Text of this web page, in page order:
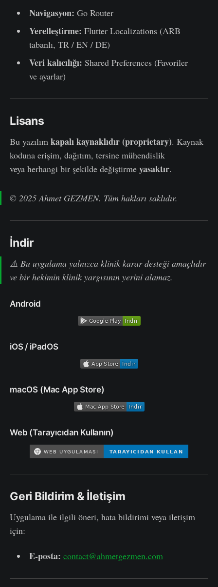
Navigasyon: Go Router
Yerelleştirme: Flutter Localizations (ARB
tabanlı, TR / EN / DE)
Veri kalıcılığı: Shared Preferences (Favoriler
ve ayarlar)
Lisans
Bu yazılım kapalı kaynaklıdır (proprietary). Kaynak
koduna erişim, dağıtım, tersine mühendislik
veya herhangi bir şekilde değiştirme yasaktır.
© 2025 Ahmet GEZMEN. Tüm hakları saklıdır.
İndir
⚠️ Bu uygulama yalnızca klinik karar desteği amaçlıdır
ve bir hekimin klinik yargısının yerini alamaz.
Android
iOS / iPadOS
macOS (Mac App Store)
Web (Tarayıcıdan Kullanın)
Geri Bildirim & İletişim
Uygulama ile ilgili öneri, hata bildirimi veya iletişim
için:
E-posta: contact@ahmetgezmen.com